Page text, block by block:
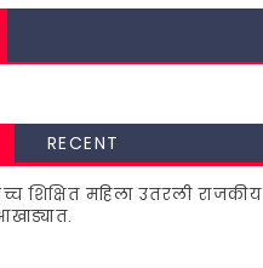
RECENT
शिक्षित महिला उतरली राजकीय